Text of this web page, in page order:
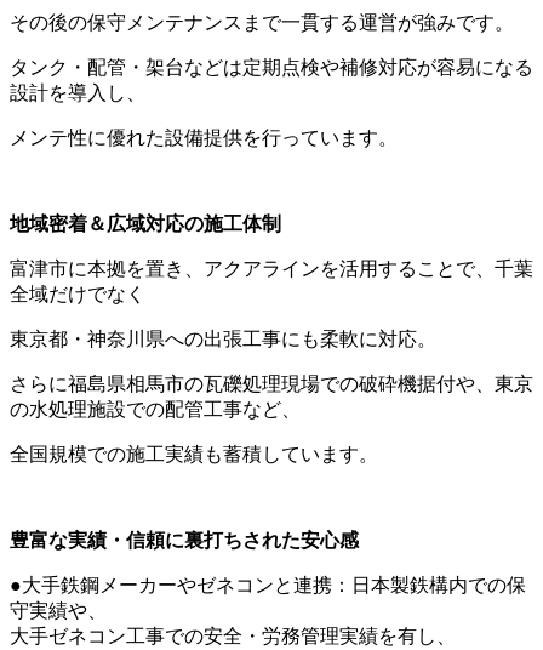
その後の保守メンテナンスまで一貫する運営が強みです。
タンク・配管・架台などは定期点検や補修対応が容易になる
設計を導入し、
メンテ性に優れた設備提供を行っています。
地域密着＆広域対応の施工体制
富津市に本拠を置き、アクアラインを活用することで、千葉
全域だけでなく
東京都・神奈川県への出張工事にも柔軟に対応。
さらに福島県相馬市の瓦礫処理現場での破砕機据付や、東京
の水処理施設での配管工事など、
全国規模での施工実績も蓄積しています。
豊富な実績・信頼に裏打ちされた安心感
●大手鉄鋼メーカーやゼネコンと連携：日本製鉄構内での保
守実績や、
大手ゼネコン工事での安全・労務管理実績を有し、